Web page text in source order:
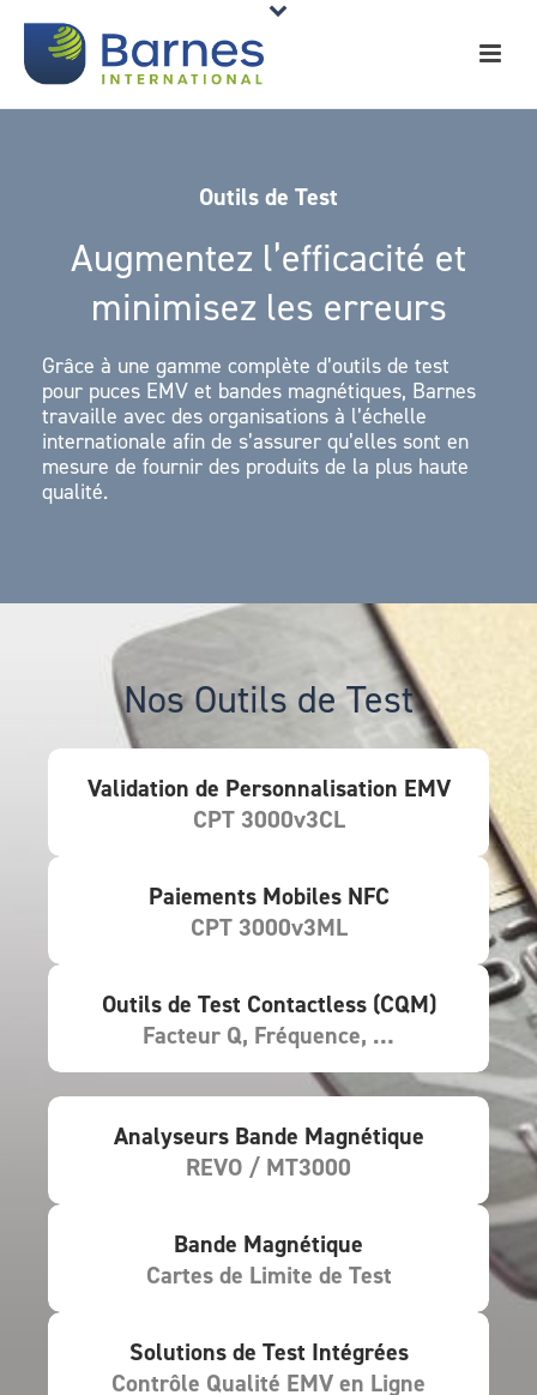
Outils de Test
Augmentez l’efficacité et
minimisez les erreurs
Grâce à une gamme complète d’outils de test
pour puces EMV et bandes magnétiques, Barnes
travaille avec des organisations à l’échelle
internationale afin de s’assurer qu’elles sont en
mesure de fournir des produits de la plus haute
qualité.
Nos Outils de Test
Validation de Personnalisation EMV
CPT 3000v3CL
Paiements Mobiles NFC
CPT 3000v3ML
Outils de Test Contactless (CQM)
Facteur Q, Fréquence, …
Analyseurs Bande Magnétique
REVO / MT3000
Bande Magnétique
Cartes de Limite de Test
Solutions de Test Intégrées
Contrôle Qualité EMV en Ligne